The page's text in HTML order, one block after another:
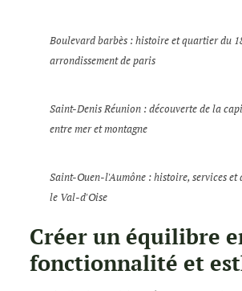
Boulevard barbès : histoire et quartier du
arrondissement de paris
Saint-Denis Réunion : découverte de la
entre mer et montagne
Saint-Ouen-l'Aumône : histoire, services et
le Val-d'Oise
Créer un équilibre
fonctionnalité et